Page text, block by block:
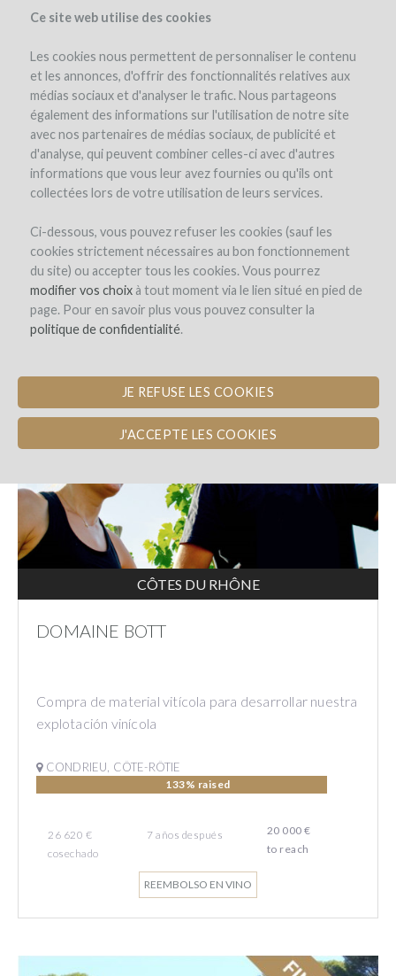
Ce site web utilise des cookies
Les cookies nous permettent de personnaliser le contenu
et les annonces, d'offrir des fonctionnalités relatives aux
médias sociaux et d'analyser le trafic. Nous partageons
également des informations sur l'utilisation de notre site
avec nos partenaires de médias sociaux, de publicité et
d'analyse, qui peuvent combiner celles-ci avec d'autres
informations que vous leur avez fournies ou qu'ils ont
collectées lors de votre utilisation de leurs services.
Ci-dessous, vous pouvez refuser les cookies (sauf les
cookies strictement nécessaires au bon fonctionnement
du site) ou accepter tous les cookies. Vous pourrez
modifier vos choixà tout moment via le lien situé en pied de
page. Pour en savoir plus vous pouvez consulter la
politique de confidentialité.
JE REFUSE LES COOKIES
J'ACCEPTE LES COOKIES
Todos los proyectos financiados por WineFunding
Côtes du
Rhône
CÔTES DU RHÔNE
DOMAINE BOTT
Compra de material vitícola para desarrollar nuestra
explotación vinícola
CONDRIEU, CÔTE-RÔTIE
133% raised
26 620 €
cosechado
7 años después
20 000 €
to reach
REEMBOLSO EN VINO